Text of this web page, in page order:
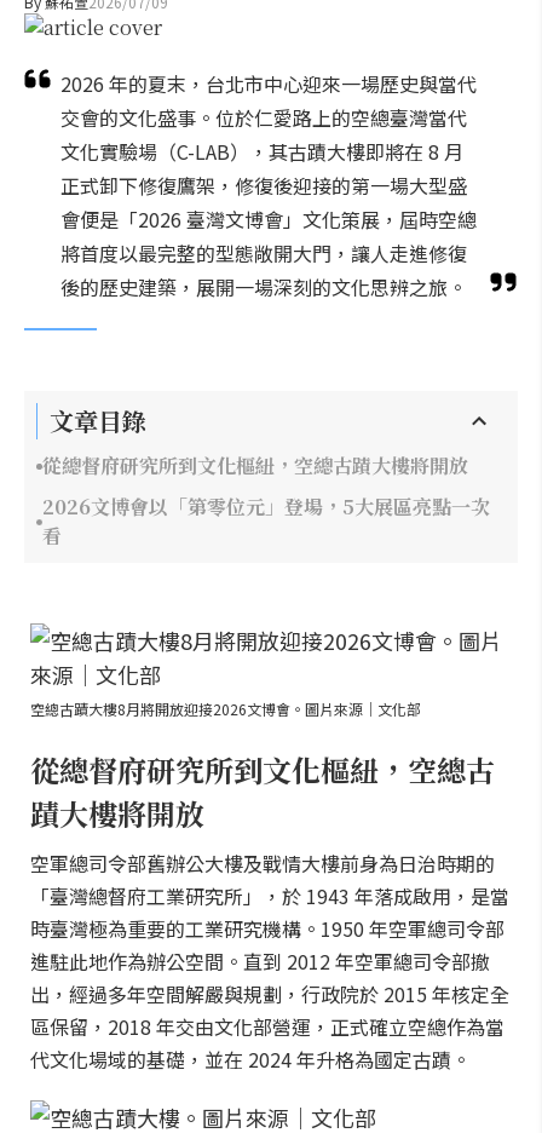
2026 年的夏末，台北市中心迎來一場歷史與當代
交會的文化盛事。位於仁愛路上的空總臺灣當代
文化實驗場（C-LAB），其古蹟大樓即將在 8 月
正式卸下修復鷹架，修復後迎接的第一場大型盛
會便是「2026 臺灣文博會」文化策展，屆時空總
將首度以最完整的型態敞開大門，讓人走進修復
後的歷史建築，展開一場深刻的文化思辨之旅。
文章目錄
從總督府研究所到文化樞紐，空總古蹟大樓將開放
2026文博會以「第零位元」登場，5大展區亮點一次
看
空總古蹟大樓8月將開放迎接2026文博會。圖片來源｜文化部
從總督府研究所到文化樞紐，空總古
蹟大樓將開放
空軍總司令部舊辦公大樓及戰情大樓前身為日治時期的
「臺灣總督府工業研究所」，於 1943 年落成啟用，是當
時臺灣極為重要的工業研究機構。1950 年空軍總司令部
進駐此地作為辦公空間。直到 2012 年空軍總司令部撤
出，經過多年空間解嚴與規劃，行政院於 2015 年核定全
區保留，2018 年交由文化部營運，正式確立空總作為當
代文化場域的基礎，並在 2024 年升格為國定古蹟。